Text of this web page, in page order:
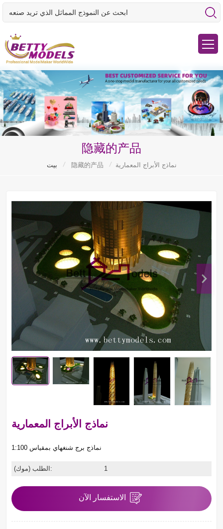
隐藏的产品
بيت / 隐藏的产品 / نماذج الأبراج المعمارية
نماذج الأبراج المعمارية
الطلب (موك): 1
الاستفسار الآن